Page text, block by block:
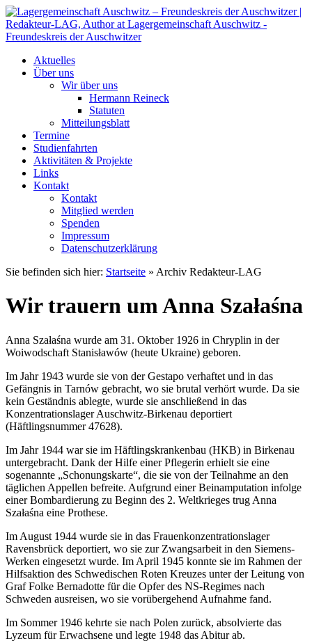
Aktuelles
Über uns
Wir über uns
Hermann Reineck
Statuten
Mitteilungsblatt
Termine
Studienfahrten
Aktivitäten & Projekte
Links
Kontakt
Kontakt
Mitglied werden
Spenden
Impressum
Datenschutzerklärung
Sie befinden sich hier: Startseite » Archiv Redakteur-LAG
Wir trauern um Anna Szałaśna
Anna Szałaśna wurde am 31. Oktober 1926 in Chryplin in der
Woiwodschaft Stanisławów (heute Ukraine) geboren.
Im Jahr 1943 wurde sie von der Gestapo verhaftet und in das
Gefängnis in Tarnów gebracht, wo sie brutal verhört wurde. Da sie
kein Geständnis ablegte, wurde sie anschließend in das
Konzentrationslager Auschwitz-Birkenau deportiert
(Häftlingsnummer 47628).
Im Jahr 1944 war sie im Häftlingskrankenbau (HKB) in Birkenau
untergebracht. Dank der Hilfe einer Pflegerin erhielt sie eine
sogenannte „Schonungskarte“, die sie von der Teilnahme an den
täglichen Appellen befreite. Aufgrund einer Beinamputation infolge
einer Bombardierung zu Beginn des 2. Weltkrieges trug Anna
Szałaśna eine Prothese.
Im August 1944 wurde sie in das Frauenkonzentrationslager
Ravensbrück deportiert, wo sie zur Zwangsarbeit in den Siemens-
Werken eingesetzt wurde. Im April 1945 konnte sie im Rahmen der
Hilfsaktion des Schwedischen Roten Kreuzes unter der Leitung von
Graf Folke Bernadotte für die Opfer des NS-Regimes nach
Schweden ausreisen, wo sie vorübergehend Aufnahme fand.
Im Sommer 1946 kehrte sie nach Polen zurück, absolvierte das
Lyzeum für Erwachsene und legte 1948 das Abitur ab.